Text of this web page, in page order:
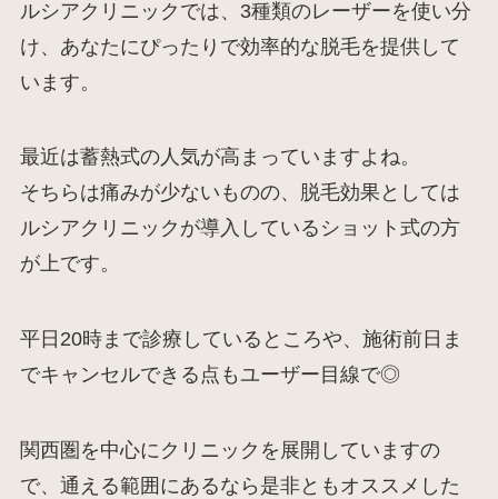
ルシアクリニックでは、3種類のレーザーを使い分
け、あなたにぴったりで効率的な脱毛を提供して
います。
最近は蓄熱式の人気が高まっていますよね。
そちらは痛みが少ないものの、脱毛効果としては
ルシアクリニックが導入しているショット式の方
が上です。
平日20時まで診療しているところや、施術前日ま
でキャンセルできる点もユーザー目線で◎
関西圏を中心にクリニックを展開していますの
で、通える範囲にあるなら是非ともオススメした